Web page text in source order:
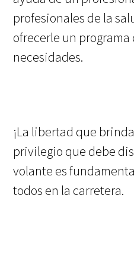
profesionales de la
ofrecerle un programa
necesidades.
¡La libertad que
privilegio que debe
volante es
todos en la carretera.